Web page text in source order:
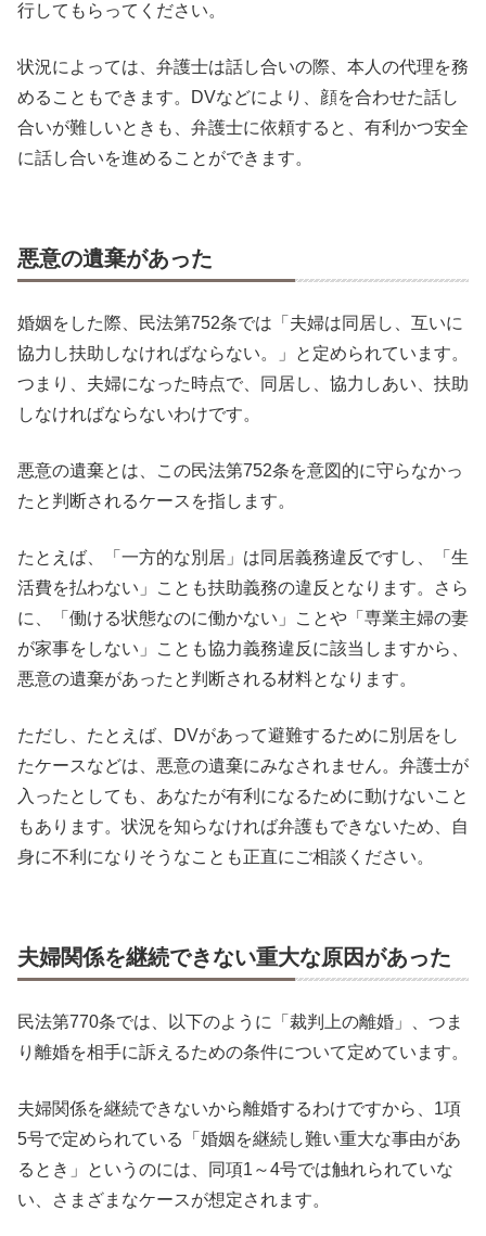
行してもらってください。
状況によっては、弁護士は話し合いの際、本人の代理を務
めることもできます。DVなどにより、顔を合わせた話し
合いが難しいときも、弁護士に依頼すると、有利かつ安全
に話し合いを進めることができます。
悪意の遺棄があった
婚姻をした際、民法第752条では「夫婦は同居し、互いに
協力し扶助しなければならない。」と定められています。
つまり、夫婦になった時点で、同居し、協力しあい、扶助
しなければならないわけです。
悪意の遺棄とは、この民法第752条を意図的に守らなかっ
たと判断されるケースを指します。
たとえば、「一方的な別居」は同居義務違反ですし、「生
活費を払わない」ことも扶助義務の違反となります。さら
に、「働ける状態なのに働かない」ことや「専業主婦の妻
が家事をしない」ことも協力義務違反に該当しますから、
悪意の遺棄があったと判断される材料となります。
ただし、たとえば、DVがあって避難するために別居をし
たケースなどは、悪意の遺棄にみなされません。弁護士が
入ったとしても、あなたが有利になるために動けないこと
もあります。状況を知らなければ弁護もできないため、自
身に不利になりそうなことも正直にご相談ください。
夫婦関係を継続できない重大な原因があった
民法第770条では、以下のように「裁判上の離婚」、つま
り離婚を相手に訴えるための条件について定めています。
夫婦関係を継続できないから離婚するわけですから、1項
5号で定められている「婚姻を継続し難い重大な事由があ
るとき」というのには、同項1～4号では触れられていな
い、さまざまなケースが想定されます。